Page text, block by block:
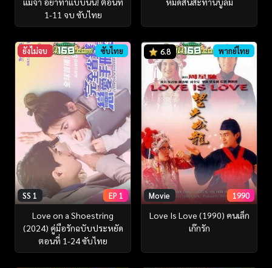
1-11 จบ ซับไทย
ยังไม่จบ ซับไทย
SS 1 EP 1
Love on a Shoestring
(2024) คู่มือรักฉบับประหยัด
ตอนที่ 1-24 ซับไทย
6.8 พากย์ไทย
Movie 1990
Love Is Love (1990) คนเล็ก
เก๊กรัก